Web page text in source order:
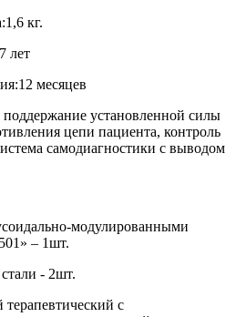
кг.
лет
месяцев
установленной силы
цепи пациента, контроль
самодиагностики с выводом
модулированными
– 1шт.
- 2шт.
с